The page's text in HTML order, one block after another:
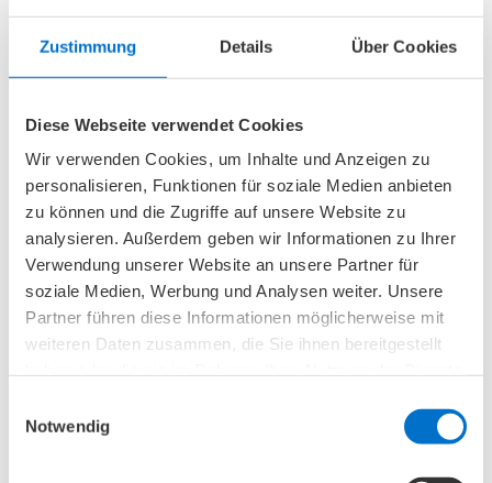
Zustimmung Details Über Cookies
Diese Webseite verwendet Cookies
Wir verwenden Cookies, um Inhalte und Anzeigen zu
personalisieren, Funktionen für soziale Medien anbieten
zu können und die Zugriffe auf unsere Website zu
analysieren. Außerdem geben wir Informationen zu Ihrer
Verwendung unserer Website an unsere Partner für
soziale Medien, Werbung und Analysen weiter. Unsere
Partner führen diese Informationen möglicherweise mit
weiteren Daten zusammen, die Sie ihnen bereitgestellt
Notwendig
Anfahrt und Nahverkehr: So gelangen
Sie zur Filiale in der Greifswalder
Straße
Dieses Sanitätsfachgeschäft befindet sich in der
Greifswalder Straße 137-138 im Prenzlauer
Berg. Die Buslinie 156 sowie die Tram M4 bringen
Sie zur Haltestelle „Greifswalder Str./Ostseestr.
(Berlin)“ – und damit direkt zu unserer Filiale.
Dieses Gesundheitshaus ist barrierefrei.
Die nächsten